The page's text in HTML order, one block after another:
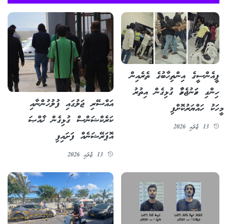
ޕީއެންސީގެ އިންތިހާބުގެ ތެރެއިން
ހިންގި ހަމަނުޖެހުމާ ގުޅިގެން އިތުރު
މީހަކު ހައްޔަރުކޮށްފި
އައްސޭރި ޖަލުގައި ފުލުހުންނާއި
ކަރެކްޝަންސް ގުޅިގެން ޚާއްޞަ
އޮޕަރޭޝަނެއް ފަށައިފި